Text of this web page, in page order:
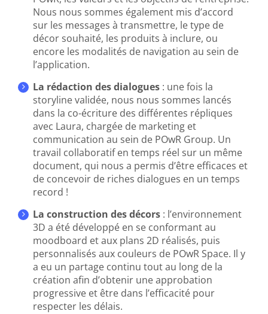
Nous nous sommes également mis d’accord
sur les messages à transmettre, le type de
décor souhaité, les produits à inclure, ou
encore les modalités de navigation au sein de
l’application.
La rédaction des dialogues : une fois la
storyline validée, nous nous sommes lancés
dans la co-écriture des différentes répliques
avec Laura, chargée de marketing et
communication au sein de POwR Group. Un
travail collaboratif en temps réel sur un même
document, qui nous a permis d’être efficaces et
de concevoir de riches dialogues en un temps
record !
La construction des décors : l’environnement
3D a été développé en se conformant au
moodboard et aux plans 2D réalisés, puis
personnalisés aux couleurs de POwR Space. Il y
a eu un partage continu tout au long de la
création afin d’obtenir une approbation
progressive et être dans l’efficacité pour
respecter les délais.